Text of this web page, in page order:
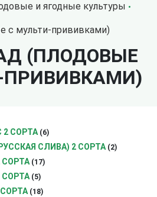
и ягодные культуры
с мульти-прививками)
(ПЛОДОВЫЕ
2 СОРТА (6)
СЛИВА) 2 СОРТА (2)
СОРТА (17)
СОРТА (5)
(18)